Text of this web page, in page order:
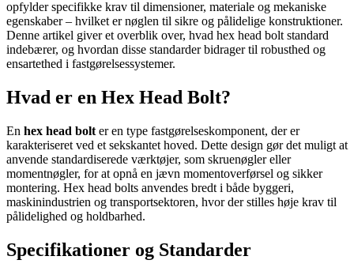
opfylder specifikke krav til dimensioner, materiale og mekaniske
egenskaber – hvilket er nøglen til sikre og pålidelige konstruktioner.
Denne artikel giver et overblik over, hvad hex head bolt standard
indebærer, og hvordan disse standarder bidrager til robusthed og
ensartethed i fastgørelsessystemer.
Hvad er en Hex Head Bolt?
En hex head bolt er en type fastgørelseskomponent, der er
karakteriseret ved et sekskantet hoved. Dette design gør det muligt at
anvende standardiserede værktøjer, som skruenøgler eller
momentnøgler, for at opnå en jævn momentoverførsel og sikker
montering. Hex head bolts anvendes bredt i både byggeri,
maskinindustrien og transportsektoren, hvor der stilles høje krav til
pålidelighed og holdbarhed.
Specifikationer og Standarder